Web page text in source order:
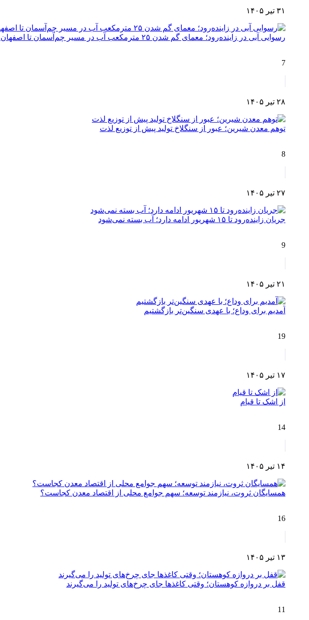
۳۱ تیر ۱۴۰۵
رسوایی آبی در زاینده‌رود؛ معمای گم شدن ۲۵ مترمکعب آب در مسیر چم‌آسمان تا اصفهان!
7
۲۸ تیر ۱۴۰۵
توهم معدن شیرین؛ عبور از سنگلاخ تولید پیش از توزیع لذت
8
۲۷ تیر ۱۴۰۵
جریان زاینده‌رود تا ۱۵ شهریور ادامه دارد؛ آب بسته نمی‌شود
9
۲۱ تیر ۱۴۰۵
آمدیم برای وداع؛ با عهدی سنگین‌تر بازگشتیم
19
۱۷ تیر ۱۴۰۵
از اشک تا قیام
14
۱۴ تیر ۱۴۰۵
همسایگان ثروت، نیازمند توسعه؛ سهم جوامع محلی از اقتصاد معدن کجاست؟
16
۱۳ تیر ۱۴۰۵
قفل بر دروازه کوهستان؛ وقتی کاغذها جای چرخ‌های تولید را می‌گیرند
11